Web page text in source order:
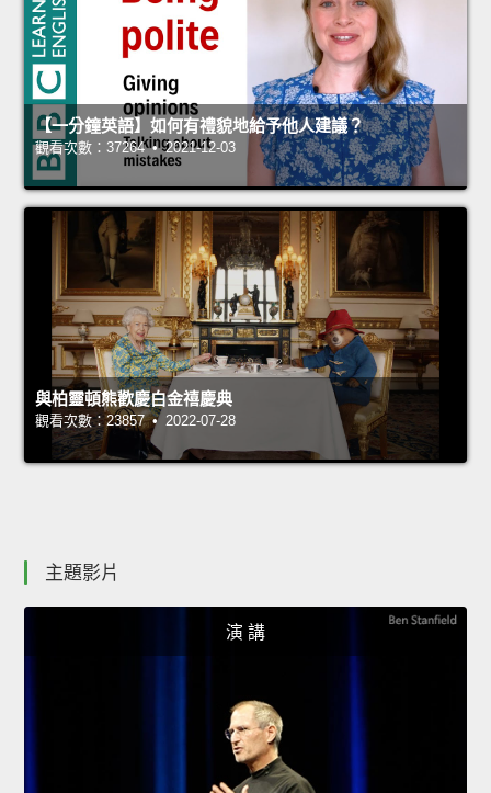
【一分鐘英語】如何有禮貌地給予他人建議？
觀看次數：37264 • 2021-12-03
與柏靈頓熊歡慶白金禧慶典
觀看次數：23857 • 2022-07-28
主題影片
演 講